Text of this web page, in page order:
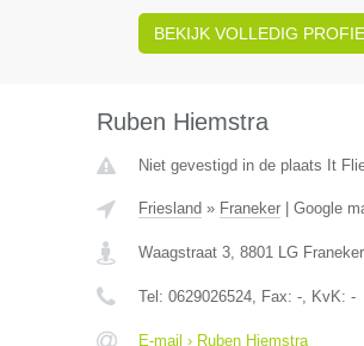
BEKIJK VOLLEDIG
Ruben Hiemstra
Niet gevestigd in de plaats It
Friesland » Franeker| Google
Waagstraat 3, 8801 LG Franeker
Tel: 0629026524, Fax: -, KvK: -
E-mail › Ruben Hiemstra